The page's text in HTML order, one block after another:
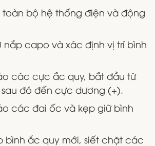
toàn bộ hệ thống điện và động
nắp capo và xác định vị trí bình
các cực ắc quy, bắt đầu từ
đó đến cực dương (+).
các đai ốc và kẹp giữ bình
bình ắc quy mới, siết chặt các